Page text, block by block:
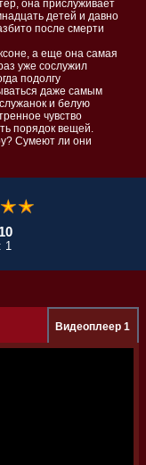
она прислуживает
детей и давно
после смерти
а еще она самая
уже сослужил
подолгу
даже самым
и белую
чувство
порядок вещей.
Сумеют ли они
1
Видеоплеер 1